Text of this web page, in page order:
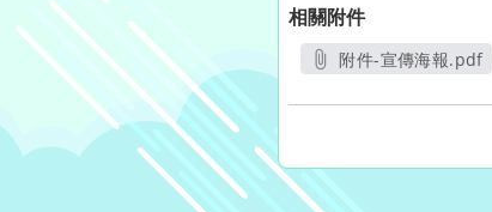
相關附件
附件-宣傳海報.pdf